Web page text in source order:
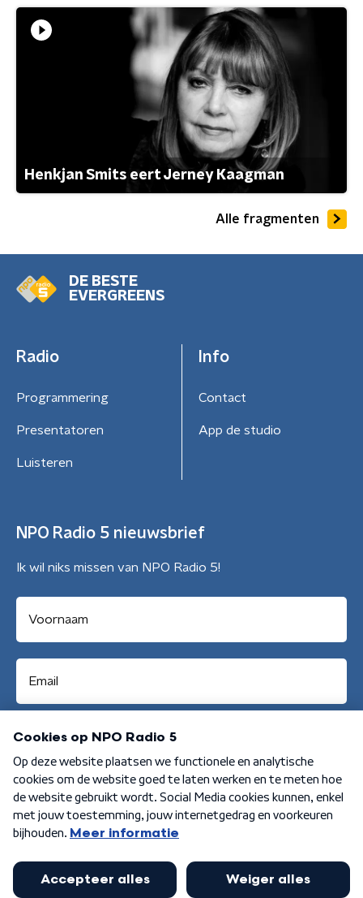
Henkjan Smits eert Jerney Kaagman
Alle fragmenten
DE BESTE
EVERGREENS
Radio
Programmering
Presentatoren
Luisteren
Info
Contact
App de studio
NPO Radio 5 nieuwsbrief
Ik wil niks missen van NPO Radio 5!
Aanmelden
Algemene voorwaarden Privacybeleid